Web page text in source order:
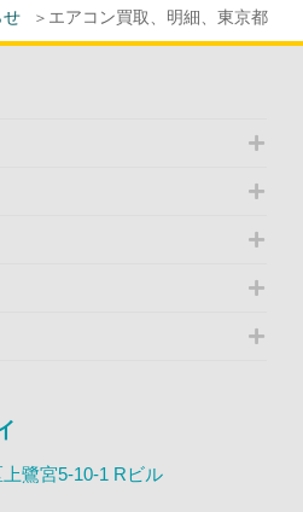
せ エアコン買取、明細、東京都
鷺宮5-10-1 Rビル